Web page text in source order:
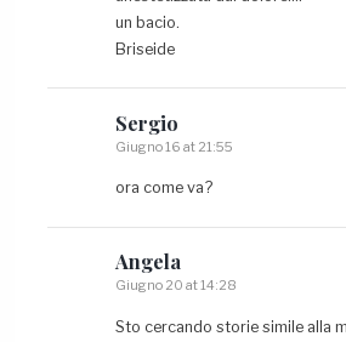
un bacio.
Briseide
Sergio
Giugno 16 at 21:55
ora come va?
Angela
Giugno 20 at 14:28
Sto cercando storie simile alla